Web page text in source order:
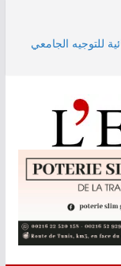
للتوجيه الجامعي
الجنوبي
حول ظاهرة